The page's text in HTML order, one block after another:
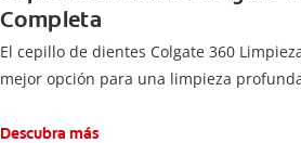
Completa
El cepillo de dientes Colgate 360
mejor opción para una limpieza
Descubra más